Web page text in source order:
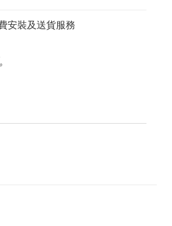
安裝及送貨服務